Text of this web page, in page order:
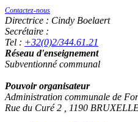
Contactez-nous
Directrice : Cindy Boelaert
Secrétaire :
Tel : +32(0)2/344.61.21
Réseau d'enseignement
Subventionné communal
Pouvoir organisateur
Administration communale de
Rue du Curé 2 , 1190